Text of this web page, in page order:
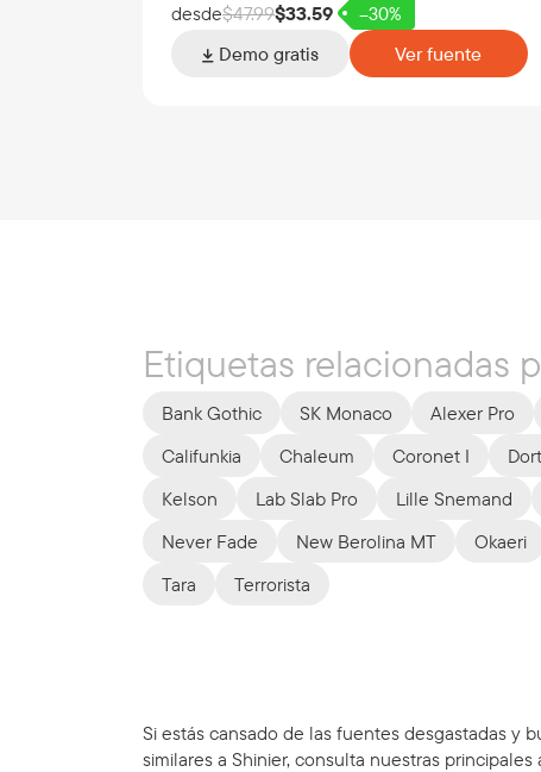
Si estás cansado de las fuentes desgastadas y
similares a Shinier, consulta nuestras principales
desde$47.99$33.59 –30%
Demo gratis Ver fuente
Etiquetas relacionadas
Bank Gothic SK Monaco Alexer Pro
Califunkia
Chaleum Coronet I
Kelson
Lab Slab Pro Lille Snemand
Never Fade
New Berolina MT Okaeri
Tara
Terrorista